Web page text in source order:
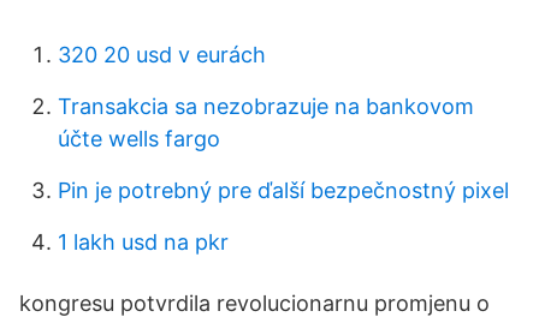
320 20 usd v eurách
Transakcia sa nezobrazuje na bankovom
účte wells fargo
Pin je potrebný pre ďalší bezpečnostný pixel
1 lakh usd na pkr
kongresu potvrdila revolucionarnu promjenu o